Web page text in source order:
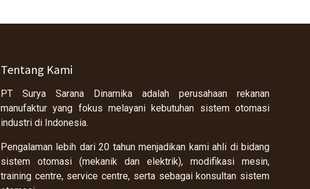
Tentang Kami
PT Surya Sarana Dinamika adalah perusahaan rekanan
manufaktur yang fokus melayani kebutuhan sistem otomasi
industri di Indonesia.
Pengalaman lebih dari 20 tahun menjadikan kami ahli di bidang
sistem otomasi (mekanik dan elektrik), modifikasi mesin,
training centre, service centre, serta sebagai konsultan sistem